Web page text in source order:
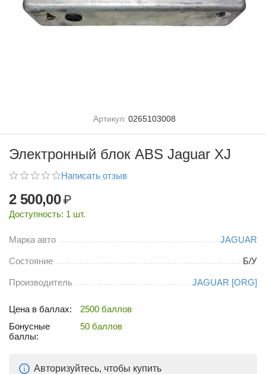
Артикул: 0265103008
Электронный блок ABS Jaguar XJ
Написать отзыв
2 500,00₽
Доступность: 1 шт.
Марка авто JAGUAR
Состояние Б/У
Производитель JAGUAR [ORG]
Цена в баллах:
2500 баллов
Бонусные
баллы:
50 баллов
Авторизуйтесь, чтобы купить